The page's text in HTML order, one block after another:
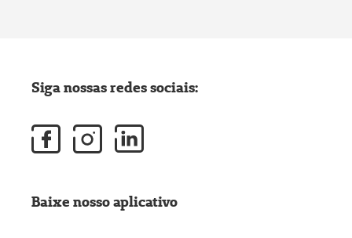
Siga nossas redes sociais:
Baixe nosso aplicativo